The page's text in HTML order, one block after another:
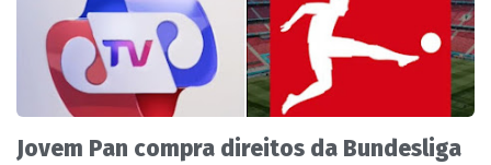
Jovem Pan compra direitos da Bundesliga